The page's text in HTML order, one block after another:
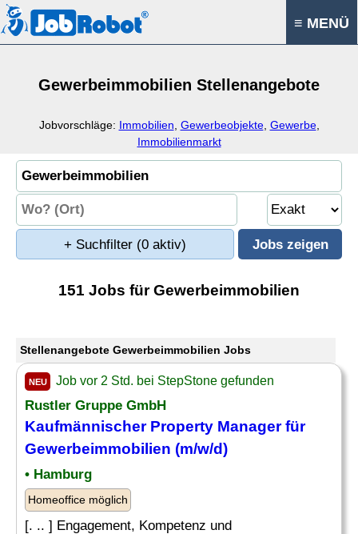
≡ MENÜ
Gewerbeimmobilien Stellenangebote
Jobvorschläge: Immobilien Gewerbeobjekte, Gewerbe,
Immobilienmarkt
+ Suchfilter (0 aktiv)
151 Jobs für Gewerbeimmobilien
Stellenangebote Gewerbeimmobilien Jobs
NEU Job vor 2 Std. bei StepStone gefunden
Rustler Gruppe GmbH
Kaufmännischer Property Manager für
Gewerbeimmobilien (m/w/d)
• Hamburg
Homeoffice möglich
[. .. ] Engagement, Kompetenz und